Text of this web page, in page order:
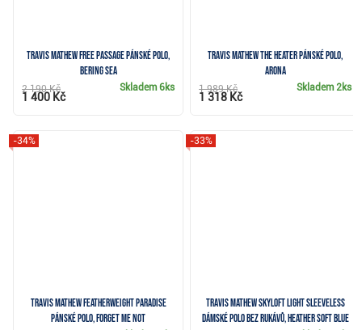
Travis Mathew Free Passage pánské polo,
bering sea
Skladem6ks
2 190 Kč
1 400 Kč
Travis Mathew The Heater pánské polo,
arona
Skladem2ks
1 989 Kč
1 318 Kč
Travis Mathew Featherweight Paradise
pánské polo, forget me not
-34%
Travis Mathew Skyloft Light Sleeveless
dámské polo bez rukávů, heather soft blue
-33%